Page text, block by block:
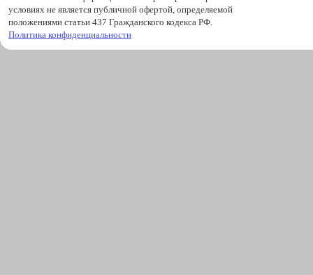
условиях не является публичной офертой, определяемой
положениями статьи 437 Гражданского кодекса РФ.
Политика конфиденциальности